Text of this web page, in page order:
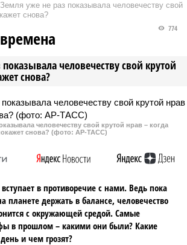
Земля уже не раз показывала человечеству свой
снова?
человечеству свой крутой
снова?
774
человечеству свой крутой нрав – когда
снова? (фото: АР-ТАСС)
в противоречие с нами. Ведь пока
планете держать в балансе, человечество
с окружающей средой. Самые
в прошлом – какими они были? Какие
и чем грозят?